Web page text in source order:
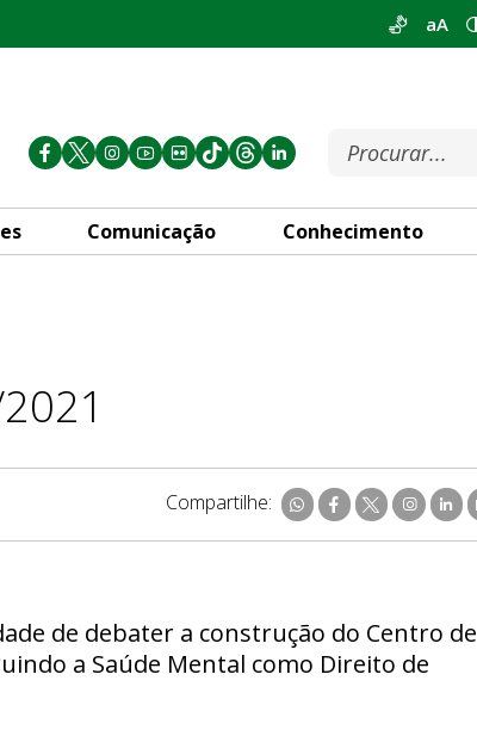
aA
Comunicação Conhecimento
Compartilhe:
de debater a construção do Centro de
a Saúde Mental como Direito de